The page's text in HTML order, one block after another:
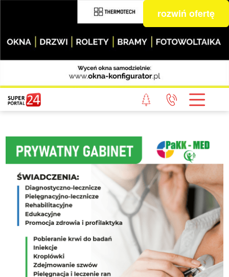
rozwiń ofertę
STRONA GŁÓWNA
POWIAT GRYFICKI
WIADOMOŚCI Z LASU
STUDIO SUPERPORTALU
KONTAKT
REDAKCJA
REGULAMIN